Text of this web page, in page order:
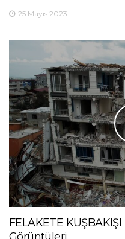
25 Mayıs 2023
FELAKETE
Görüntüleri